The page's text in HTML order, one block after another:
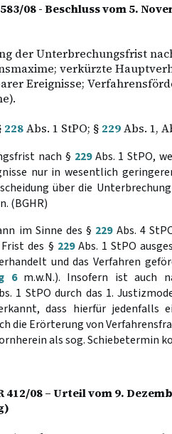
583/08 - Beschluss vom 5.
der Unterbrechungsfrist
verkürzte
Ereignisse;
228Abs. 1 StPO; § 229Abs. 1,
nach § 229Abs. 1 StPO,
nur in wesentlich
über die
(BGHR)
im Sinne des § 229Abs. 4
des § 229Abs. 1 StPO
und das Verfahren
6m.w.N.). Insofern ist auch
1 StPO durch das 1.
dass hierfür jedenfalls
die Erörterung von
als sog. Schiebetermin
412/08 – Urteil vom 9.